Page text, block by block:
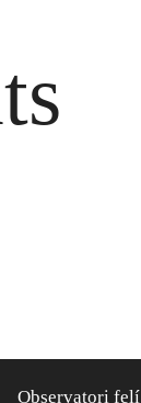
Observatori felí